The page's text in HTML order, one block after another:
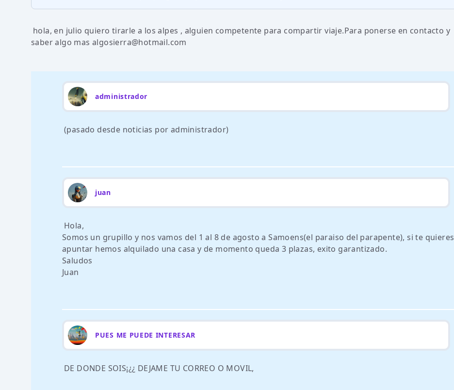
hola, en julio quiero tirarle a los alpes , alguien competente para compartir viaje.Para ponerse en contacto y
saber algo mas algosierra@hotmail.com
administrador
(pasado desde noticias por administrador)
juan
Hola,
Somos un grupillo y nos vamos del 1 al 8 de agosto a Samoens(el paraiso del parapente), si te quieres
apuntar hemos alquilado una casa y de momento queda 3 plazas, exito garantizado.
Saludos
Juan
PUES ME PUEDE INTERESAR
DE DONDE SOIS¡¿¿ DEJAME TU CORREO O MOVIL,